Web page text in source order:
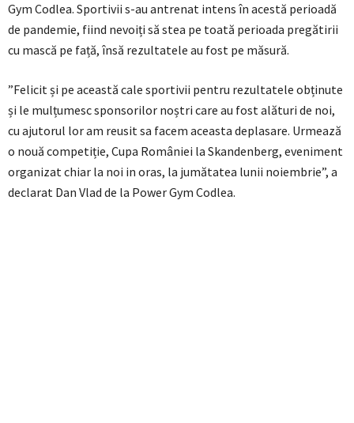
Gym Codlea. Sportivii s-au antrenat intens în acestă perioadă
de pandemie, fiind nevoiți să stea pe toată perioada pregătirii
cu mască pe față, însă rezultatele au fost pe măsură.
”Felicit și pe această cale sportivii pentru rezultatele obținute
și le mulțumesc sponsorilor noștri care au fost alături de noi,
cu ajutorul lor am reusit sa facem aceasta deplasare. Urmează
o nouă competiție, Cupa României la Skandenberg, eveniment
organizat chiar la noi in oras, la jumătatea lunii noiembrie”, a
declarat Dan Vlad de la Power Gym Codlea.